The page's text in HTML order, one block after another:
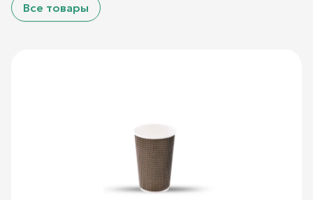
Все товары